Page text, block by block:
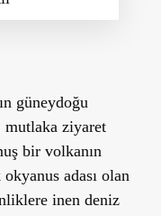
güneydoğu
mutlaka ziyaret
bir volkanın
adası olan
inen deniz